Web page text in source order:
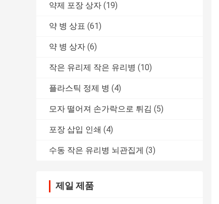
약제 포장 상자 (19)
약 병 상표 (61)
약 병 상자 (6)
작은 유리제 작은 유리병 (10)
플라스틱 정제 병 (4)
모자 떨어져 손가락으로 튀김 (5)
포장 삽입 인쇄 (4)
수동 작은 유리병 뇌관집게 (3)
제일 제품